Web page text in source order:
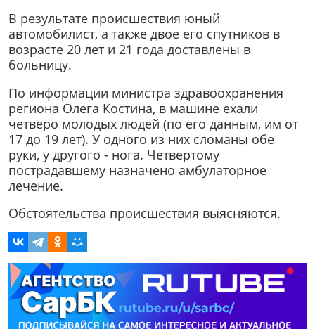
В результате происшествия юный
автомобилист, а также двое его спутников в
возрасте 20 лет и 21 года доставлены в
больницу.
По информации министра здравоохранения
региона Олега Костина, в машине ехали
четверо молодых людей (по его данным, им от
17 до 19 лет). У одного из них сломаны обе
руки, у другого - нога. Четвертому
пострадавшему назначено амбулаторное
лечение.
Обстоятельства происшествия выясняются.